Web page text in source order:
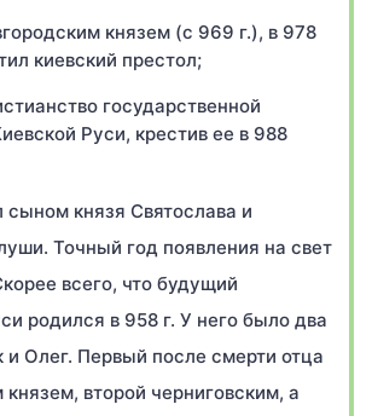
князем (с 969 г.), в 978
киевский престол;
государственной
Руси, крестив ее в 988
князя Святослава и
Точный год появления на свет
всего, что будущий
родился в 958 г. У него было два
и Олег. Первый после смерти отца
князем, второй черниговским, а